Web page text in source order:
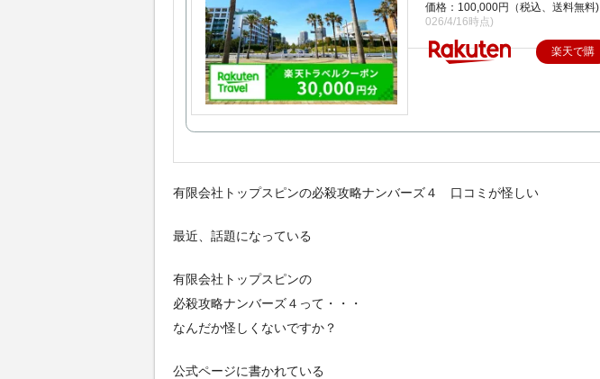
価格：100,000円（税込、送料無料)
026/4/16時点)
楽天で購
有限会社トップスピンの必殺攻略ナンバーズ４ 口コミが怪しい
最近、話題になっている
有限会社トップスピンの
必殺攻略ナンバーズ４って・・・
なんだか怪しくないですか？
公式ページに書かれている